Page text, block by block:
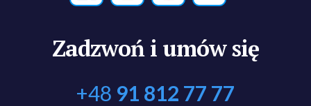
Zadzwoń i umów się
+48 91 812 77 77